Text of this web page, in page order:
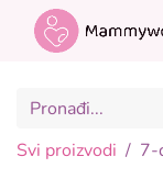
Svi proizvodi 7-